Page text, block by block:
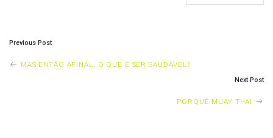
P
O
Previous Post
MAS ENTÃO AFINAL, O QUE É SER SAUDÁVEL?
Next Post
PORQUÊ MUAY THAI